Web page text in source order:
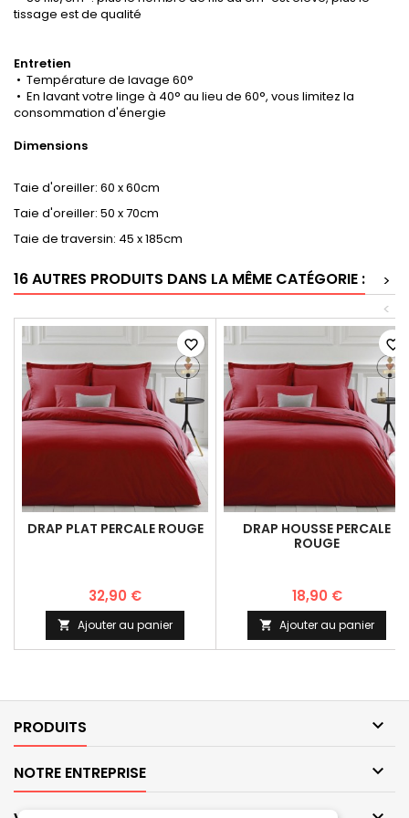
tissage est de qualité
Entretien
• Température de lavage 60°
• En lavant votre linge à 40° au lieu de 60°, vous limitez la
consommation d'énergie
Dimensions
Taie d'oreiller: 60 x 60cm
Taie d'oreiller: 50 x 70cm
Taie de traversin: 45 x 185cm
16 AUTRES PRODUITS DANS LA MÊME CATÉGORIE :
>
<
DRAP PLAT PERCALE ROUGE
32,90 €
 Ajouter au panier
favorite_border
DRAP HOUSSE PERCALE
ROUGE
18,90 €
 Ajouter au panier
favorite_border
PRODUITS 
NOTRE ENTREPRISE 